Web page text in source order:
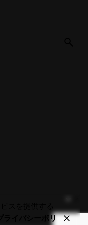
プライバシーポリ